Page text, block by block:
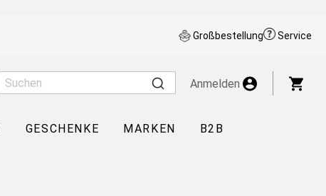
Großbestellung Service
Anmelden
GESCHENKE MARKEN
B2B